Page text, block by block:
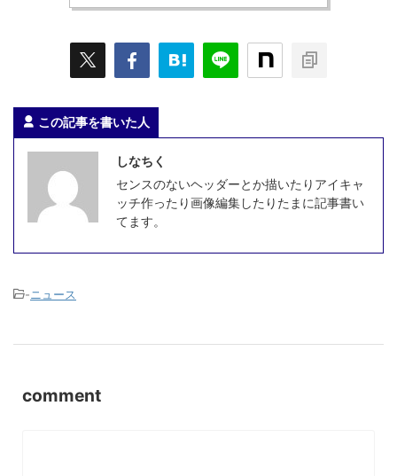
この記事を書いた人
しなちく
センスのないヘッダーとか描いたりアイキャ
ッチ作ったり画像編集したりたまに記事書い
てます。
-ニュース
comment